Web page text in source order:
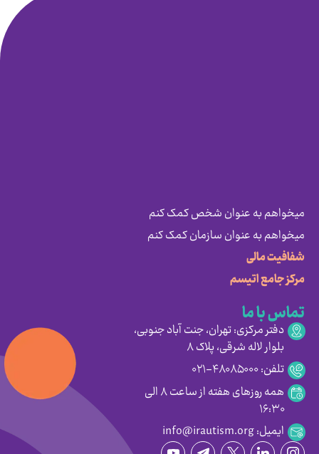
میخواهم به عنوان شخص کمک کنم
میخواهم به عنوان سازمان کمک کنم
شفافیت مالی
مرکز جامع اتیسم
تماس با ما
دفتر مرکزی: تهران، جنت آباد جنوبی،
بلوار لاله شرقی، پلاک ۸
تلفن: ۴۸۰۸۵۰۰۰-۰۲۱
همه روزهای هفته از ساعت ۸ الی
۱۶:۳۰
ایمیل: info@irautism.org